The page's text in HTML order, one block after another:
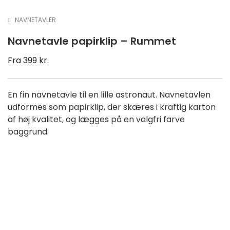
NAVNETAVLER
Navnetavle papirklip – Rummet
Fra399 kr.
En fin navnetavle til en lille astronaut. Navnetavlen
udformes som papirklip, der skæres i kraftig karton
af høj kvalitet, og lægges på en valgfri farve
baggrund.